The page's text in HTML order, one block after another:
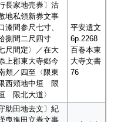
長家地売券〕沽
私領新券文事
漆間参尺七寸、
捌間二尺四寸
尺間定〉／在大
上郡東大寺郷今
頬／四至〈限東
西頬地中垣 限
限北大道〉
平安遺文
6p.2268
百巻本東
大寺文書
76
助田地去文〕紀
曳進田立券文事